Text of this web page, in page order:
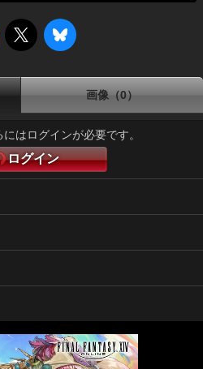
画像（0）
はログインが必要です。
ログイン